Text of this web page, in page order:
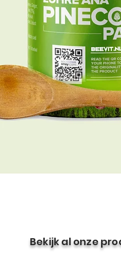
Bekijk al onze